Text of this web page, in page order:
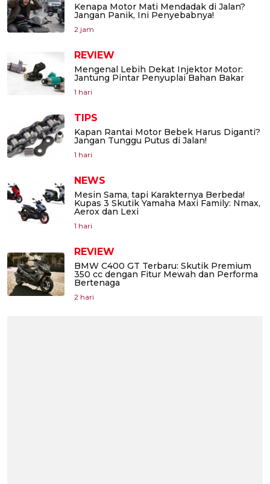
Kenapa Motor Mati Mendadak di Jalan?
Jangan Panik, Ini Penyebabnya!
2 jam
REVIEW
Mengenal Lebih Dekat Injektor Motor:
Jantung Pintar Penyuplai Bahan Bakar
1 hari
TIPS
Kapan Rantai Motor Bebek Harus Diganti?
Jangan Tunggu Putus di Jalan!
1 hari
NEWS
Mesin Sama, tapi Karakternya Berbeda!
Kupas 3 Skutik Yamaha Maxi Family: Nmax,
Aerox dan Lexi
1 hari
REVIEW
BMW C400 GT Terbaru: Skutik Premium
350 cc dengan Fitur Mewah dan Performa
Bertenaga
2 hari